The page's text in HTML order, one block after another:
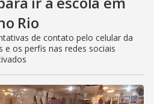
Rio
de contato pelo celular da
e os perfis nas redes sociais